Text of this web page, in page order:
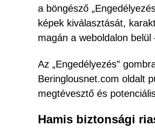
a böngésző
képek kiválasztását,
magán a weboldalon
Az „Engedélyezés”
Beringlousnet.com oldalt
megtévesztő és
Hamis biztonsági